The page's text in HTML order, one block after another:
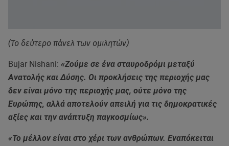
(Το δεύτερο πάνελ των ομιλητών)
Bujar Nishani: «Ζούμε σε ένα σταυροδρόμι μεταξύ
Ανατολής και Δύσης. Οι προκλήσεις της περιοχής μας
δεν είναι μόνο της περιοχής μας, ούτε μόνο της
Ευρώπης, αλλά αποτελούν απειλή για τις δημοκρατικές
αξίες και την ανάπτυξη παγκοσμίως».
«Το μέλλον είναι στο χέρι των ανθρώπων. Εναπόκειται